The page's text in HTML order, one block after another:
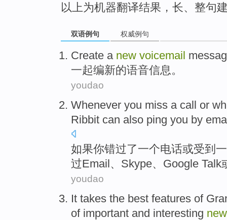
以上为机器翻译结果，长、整句
双语例句 权威例句
Create a new voicemail
一起编新的语音信息。
youdao
Whenever you miss a call or
Ribbit can also ping you by
如果你错过了一个电话或受到
过Email、 Skype、 Google Talk
youdao
It takes the best features of
of important and interesting new